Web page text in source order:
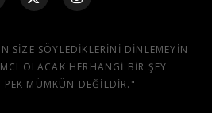
SIZE SÖYLEDIKLERINI DINLEMEYIN
OLACAK HERHANGI BIR ŞEY
PEK MÜMKÜN DEĞILDIR."